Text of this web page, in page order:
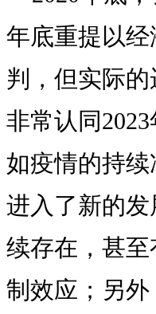
年底重提以
判，但实际
非常认同
如疫情的持
进入了新的
续存在，甚
制效应；另